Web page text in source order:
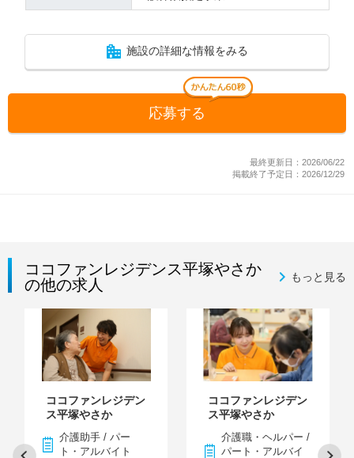
施設の詳細な情報をみる
応募する
最終更新日：2026/06/22
掲載終了予定日：2026/12/29
ココファンレジデンス平塚やさか
の他の求人
もっと見る
ココファンレジデン
ス平塚やさか
介護助手 / パー
ト・アルバイト
ココファンレジデン
ス平塚やさか
介護職・ヘルパー /
パート・アルバイ